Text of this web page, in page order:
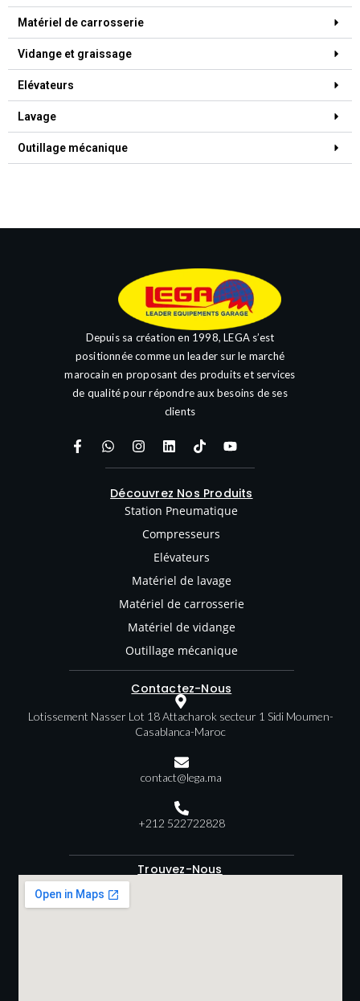
Matériel de carrosserie
Vidange et graissage
Elévateurs
Lavage
Outillage mécanique
Depuis sa création en 1998, LEGA s’est
positionnée comme un leader sur le marché
marocain en proposant des produits et services
de qualité pour répondre aux besoins de ses
clients
Découvrez Nos Produits
Station Pneumatique
Compresseurs
Elévateurs
Matériel de lavage
Matériel de carrosserie
Matériel de vidange
Outillage mécanique
Contactez-Nous
Lotissement Nasser Lot 18 Attacharok secteur 1 Sidi Moumen-
Casablanca-Maroc
contact@lega.ma
+212 522722828
Trouvez-Nous